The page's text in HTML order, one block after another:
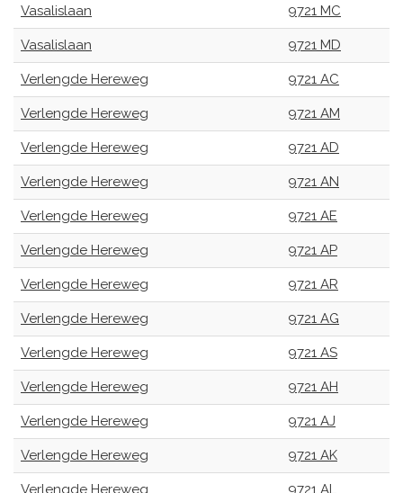
Vasalislaan 9721 MC
Vasalislaan 9721 MD
Verlengde Hereweg 9721 AC
Verlengde Hereweg 9721 AM
Verlengde Hereweg 9721 AD
Verlengde Hereweg 9721 AN
Verlengde Hereweg 9721 AE
Verlengde Hereweg 9721 AP
Verlengde Hereweg 9721 AR
Verlengde Hereweg 9721 AG
Verlengde Hereweg 9721 AS
Verlengde Hereweg 9721 AH
Verlengde Hereweg 9721 AJ
Verlengde Hereweg 9721 AK
Verlengde Hereweg 9721 AL